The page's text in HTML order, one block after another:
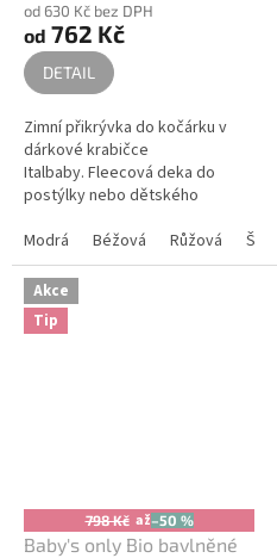
od 630 Kč bez DPH
od 762 Kč
DETAIL
Zimní přikrývka do kočárku v
dárkové krabičce
Italbaby. Fleecová deka do
postýlky nebo dětského
zejména pro sezónu podzim
zima.
Modrá Béžová Růžová Šedá
Akce
Tip
798 Kč až–50 %
Baby's only Bio bavlněné